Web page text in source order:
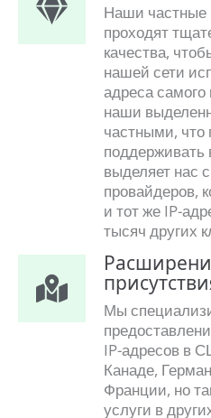
Наши частные
проходят
качества,
нашей сети
адреса самого
наши
частными, что
поддерживать
выделяет нас
провайдеров,
и тот же IP-
тысяч других
Мы
IP-адресов в
Канаде,
Франции, но
услуги в